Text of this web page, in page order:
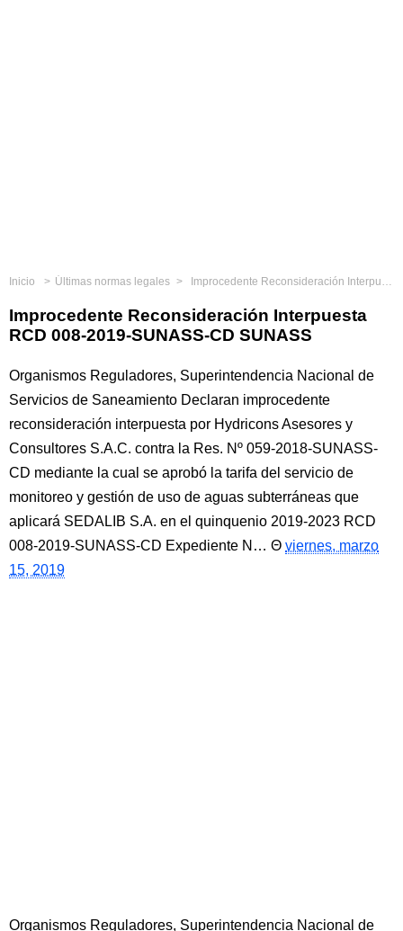
Inicio Últimas normas legales Improcedente Reconsideración Interpuesta RCD 008-2019-SUNASS-CD SUNASS
Improcedente Reconsideración Interpuesta
RCD 008-2019-SUNASS-CD SUNASS
Organismos Reguladores, Superintendencia Nacional de
Servicios de Saneamiento Declaran improcedente
reconsideración interpuesta por Hydricons Asesores y
Consultores S.A.C. contra la Res. Nº 059-2018-SUNASS-
CD mediante la cual se aprobó la tarifa del servicio de
monitoreo y gestión de uso de aguas subterráneas que
aplicará SEDALIB S.A. en el quinquenio 2019-2023 RCD
008-2019-SUNASS-CD Expediente N…
viernes, marzo
15, 2019
Organismos Reguladores, Superintendencia Nacional de